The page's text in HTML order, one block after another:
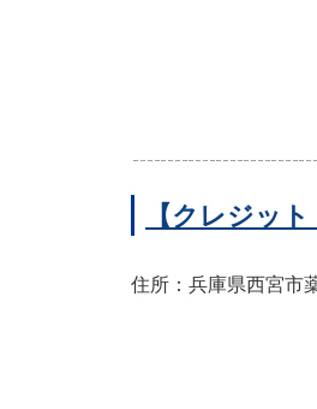
【クレジッ
住所：兵庫県西宮市